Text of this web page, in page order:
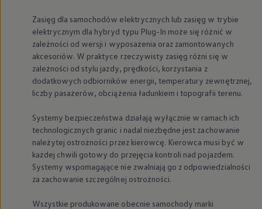
Zasięg dla samochodów elektrycznych lub zasięg w trybie
elektrycznym dla hybryd typu Plug-In może się różnić w
zależności od wersji i wyposażenia oraz zamontowanych
akcesoriów. W praktyce rzeczywisty zasięg różni się w
zależności od stylu jazdy, prędkości, korzystania z
dodatkowych odbiorników energii, temperatury zewnętrznej,
liczby pasażerów, obciążenia ładunkiem i topografii terenu.
Systemy bezpieczeństwa działają wyłącznie w ramach ich
technologicznych granic i nadal niezbędne jest zachowanie
należytej ostrożności przez kierowcę. Kierowca musi być w
każdej chwili gotowy do przejęcia kontroli nad pojazdem.
Systemy wspomagające nie zwalniają go z odpowiedzialności
za zachowanie szczególnej ostrożności.
Wszystkie produkowane obecnie samochody marki